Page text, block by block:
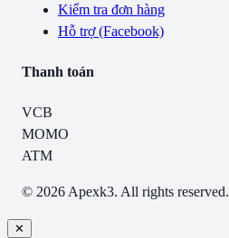
Kiểm tra đơn hàng
Hỗ trợ (Facebook)
Thanh toán
VCB
MOMO
ATM
© 2026 Apexk3. All rights reserved.
✕